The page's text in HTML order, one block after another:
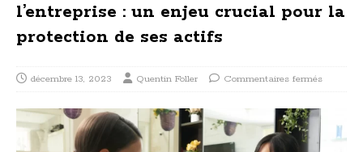
l’entreprise : un enjeu crucial pour la
protection de ses actifs
décembre 13, 2023 Quentin Foller Commentaires fermés